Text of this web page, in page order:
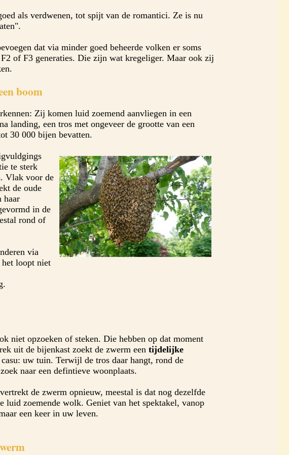
als verdwenen, tot spijt van de romantici. Ze is nu
dat via minder goed beheerde volken er soms
F2 of F3 generaties. Die zijn wat kregeliger. Maar ook zij
boom
Zij komen luid zoemend aanvliegen in een
landing, een tros met ongeveer de grootte van een
30 000 bijen bevatten.
te sterk
Vlak voor de
de oude
haar
in de
rond of
via
loopt niet
niet opzoeken of steken. Die hebben op dat moment
uit de bijenkast zoekt de zwerm een tijdelijke
uw tuin. Terwijl de tros daar hangt, rond de
naar een defintieve woonplaats.
de zwerm opnieuw, meestal is dat nog dezelfde
luid zoemende wolk. Geniet van het spektakel, vanop
een keer in uw leven.